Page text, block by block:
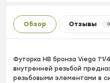
Обзор Отзывы 0
Футорка HB бронза Viega
внутренней резьбой
резьбовыми элементами в